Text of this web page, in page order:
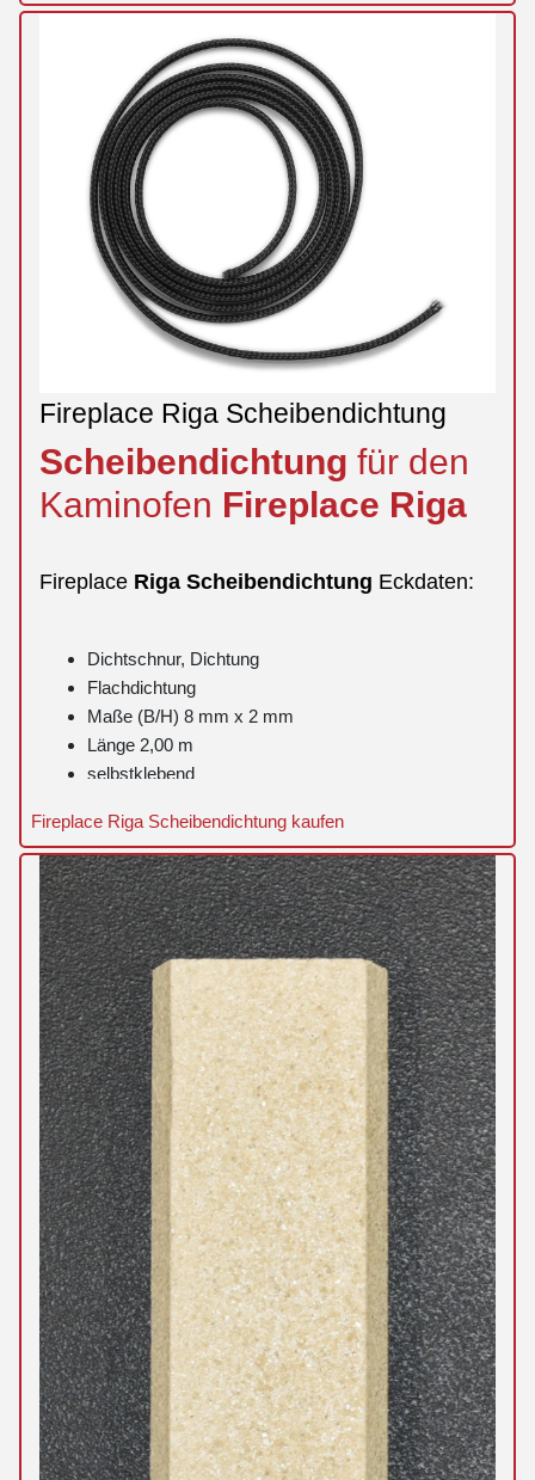
Fireplace Riga Scheibendichtung
Scheibendichtung für den
Kaminofen Fireplace Riga
Fireplace Riga Scheibendichtung Eckdaten:
Dichtschnur, Dichtung
Flachdichtung
Maße (B/H) 8 mm x 2 mm
Länge 2,00 m
selbstklebend
Fireplace Riga Scheibendichtung kaufen